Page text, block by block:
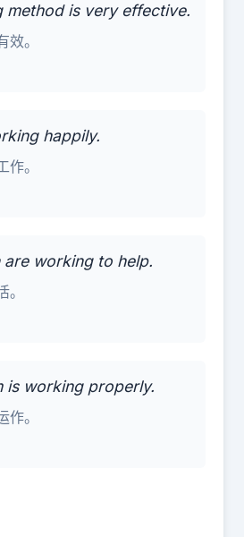
method is very effective.
。
happily.
。
are working to help.
is working properly.
。